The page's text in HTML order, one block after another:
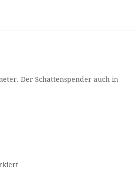
Der Schattenspender auch in